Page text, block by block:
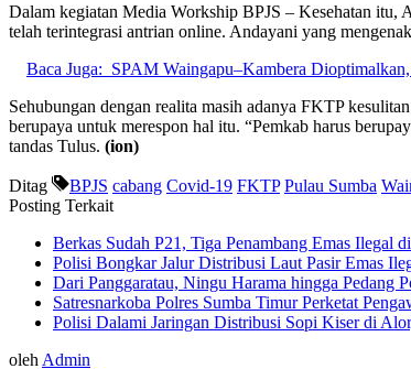
Dalam kegiatan Media Workship BPJS – Kesehatan itu,
telah terintegrasi antrian online. Andayani yang
Baca Juga: SPAM Waingapu–Kambera
Sehubungan dengan realita masih adanya FKTP
berupaya untuk merespon hal itu. “Pemkab harus
tandas Tulus. (ion)
Ditag BPJS cabang Covid-19 FKTP Pulau Sumba
Posting Terkait
Berkas Sudah P21, Tiga Penambang Emas Ilegal
Polisi Bongkar Jalur Distribusi Laut Pasir Emas
Dari Panggaratau, Ningu Harama hingga Pedang
Satresnarkoba Polres Sumba Timur Perketat
Polisi Dalami Jaringan Distribusi Sopi Kiser di
oleh Admin